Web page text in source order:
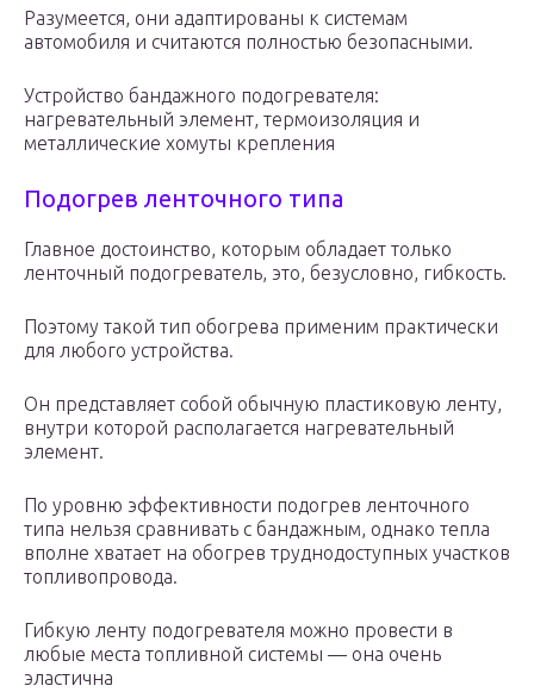
Разумеется, они адаптированы к системам
автомобиля и считаются полностью безопасными.
Устройство бандажного подогревателя:
нагревательный элемент, термоизоляция и
металлические хомуты крепления
Подогрев ленточного типа
Главное достоинство, которым обладает только
ленточный подогреватель, это, безусловно, гибкость.
Поэтому такой тип обогрева применим практически
для любого устройства.
Он представляет собой обычную пластиковую ленту,
внутри которой располагается нагревательный
элемент.
По уровню эффективности подогрев ленточного
типа нельзя сравнивать с бандажным, однако тепла
вполне хватает на обогрев труднодоступных участков
топливопровода.
Гибкую ленту подогревателя можно провести в
любые места топливной системы — она очень
эластична